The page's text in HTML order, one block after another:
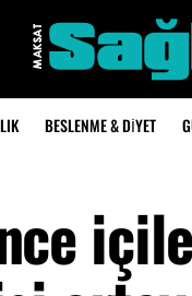
BESLENME & DIYET